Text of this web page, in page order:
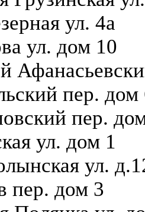
ул. 4а
ул. дом 10
пер. дом
пер.
ул. дом 1
ул.
пер. дом 3